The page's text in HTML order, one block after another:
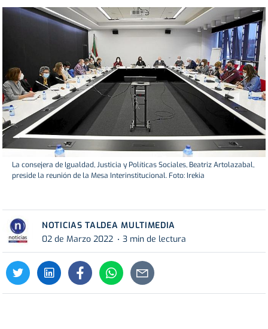
La consejera de Igualdad, Justicia y Políticas Sociales, Beatriz Artolazabal,
preside la reunión de la Mesa Interinstitucional. Foto: Irekia
NOTICIAS TALDEA MULTIMEDIA
02 de Marzo 2022
3 min de lectura